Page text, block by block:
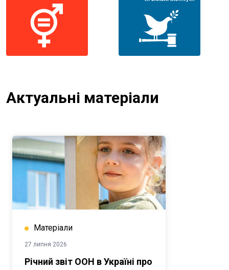
Актуальні матеріали
Матеріали
27 липня 2026
Річний звіт ООН в Україні про